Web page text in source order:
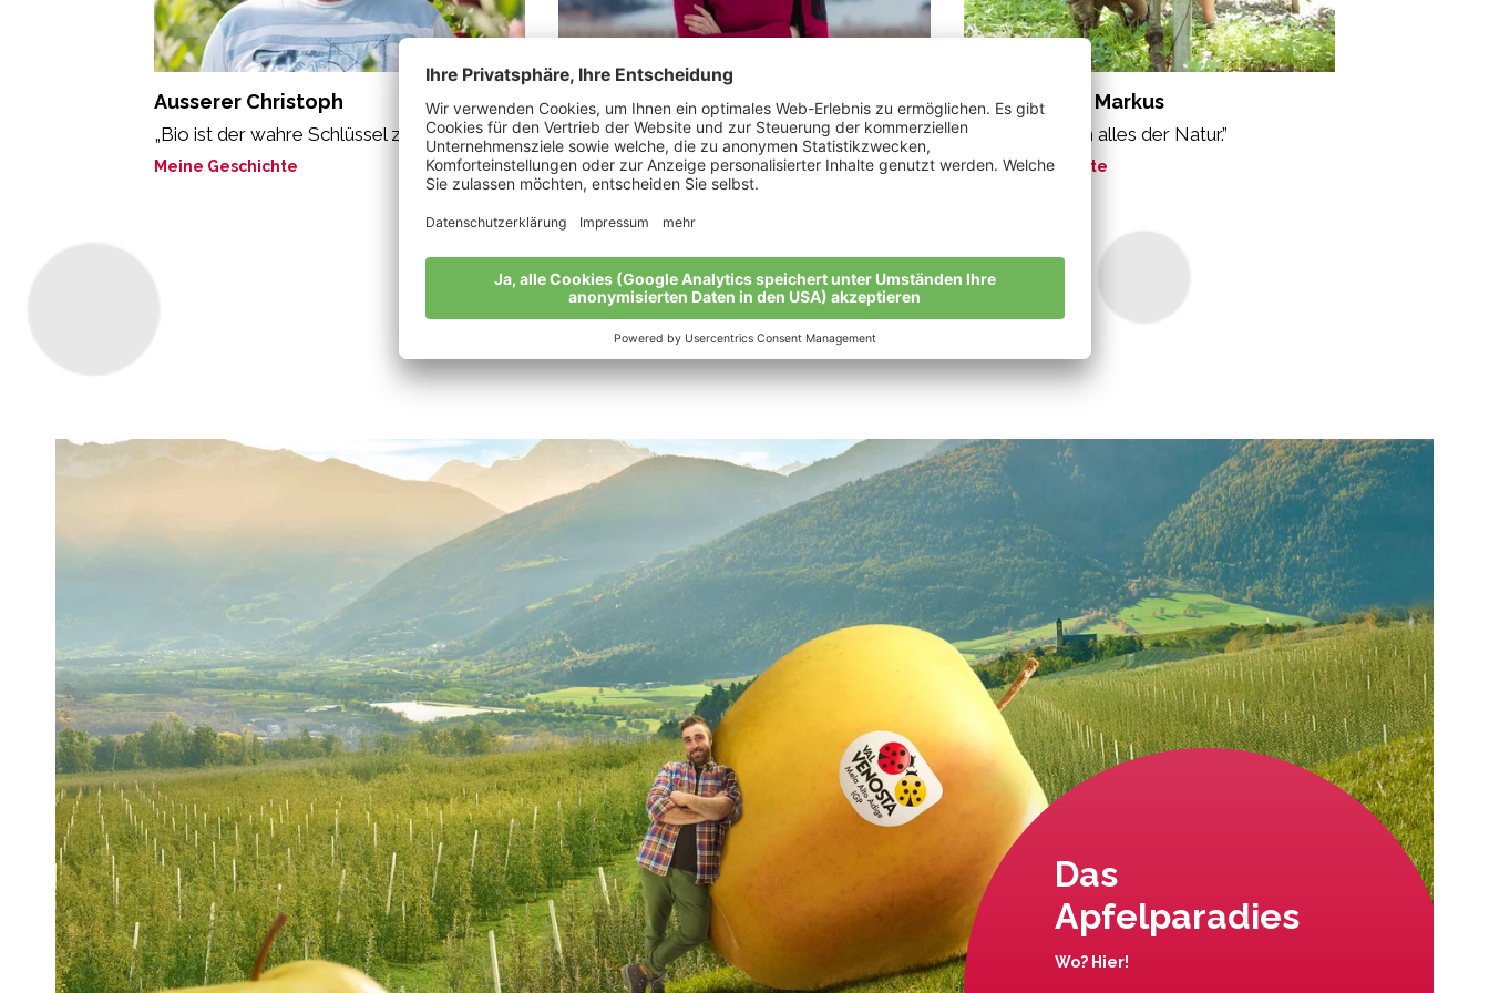
Ausserer Christoph
„Bio ist der wahre Schlüssel zum Erfolg.“
Meine Geschichte
Stark Maria Luise
“Biologisch, überzeugt und glücklich.“
Meine Geschichte
Schönweger Markus
“Wir verdanken alles der Natur.”
Meine Geschichte
Alle Bio-Bauern im Überblick
Das
Apfelparadies
Wo? Hier!